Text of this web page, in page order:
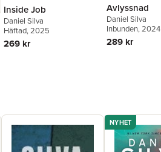
Inside Job
Daniel Silva
Häftad, 2025
269 kr
Avlyssnad
Daniel Silva
Inbunden, 2024
289 kr
NYHET